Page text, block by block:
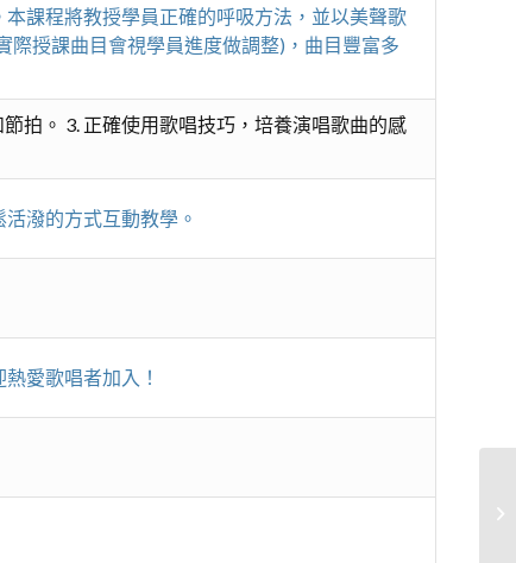
課程將教授學員正確的呼吸方法，並以美聲歌
授課曲目會視學員進度做調整)，曲目豐富多
拍。 3. 正確使用歌唱技巧，培養演唱歌曲的感
潑的方式互動教學。
愛歌唱者加入！